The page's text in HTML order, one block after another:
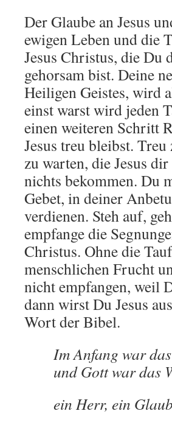
Der Glaube an Jesus
ewigen Leben und die
Jesus Christus, die Du
gehorsam bist. Deine
Heiligen Geistes, wird
einst warst wird jeden
einen weiteren Schritt
Jesus treu bleibst.
zu warten, die Jesus
nichts bekommen. Du
Gebet, in deiner
verdienen. Steh auf,
empfange die
Christus. Ohne die
menschlichen Frucht
nicht empfangen, weil
dann wirst Du Jesus
Wort der Bibel.
Im Anfang war
und Gott war das
ein Herr, ein